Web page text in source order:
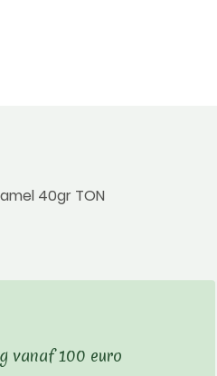
40gr TON
vanaf 100 euro